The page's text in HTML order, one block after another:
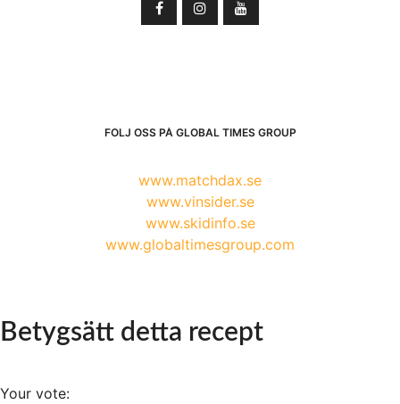
FÖLJ OSS PÅ GLOBAL TIMES GROUP
www.matchdax.se
www.vinsider.se
www.skidinfo.se
www.globaltimesgroup.com
Betygsätt detta recept
Your vote: